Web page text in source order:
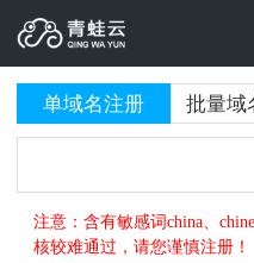
单域名注册 批量域
注意：含有敏感词china、
核较难通过，请您谨慎注册！